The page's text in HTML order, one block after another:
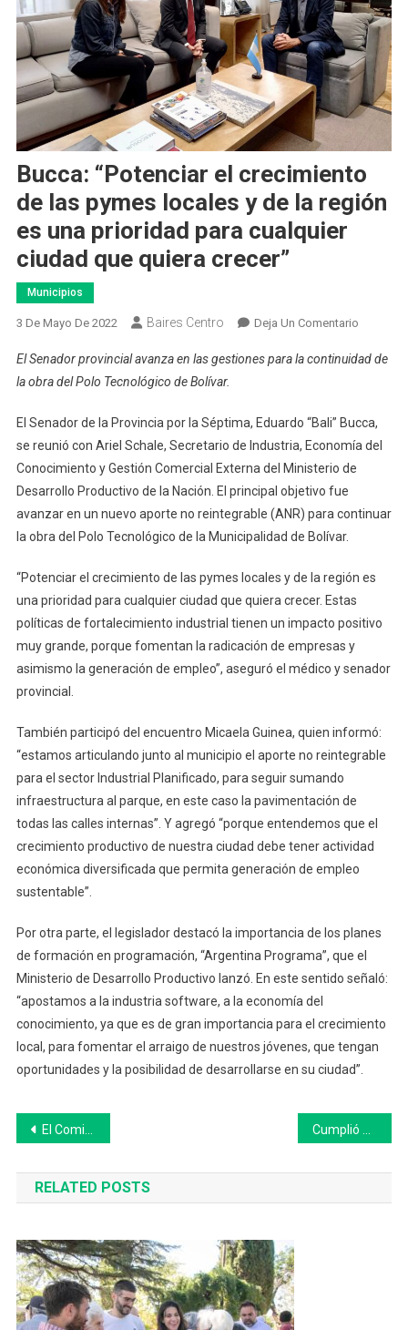
Bucca: “Potenciar el crecimiento
de las pymes locales y de la región
es una prioridad para cualquier
ciudad que quiera crecer”
Municipios
3 De Mayo De 2022 Baires Centro Deja Un ComentarioEn
De
Las
Y
Región
Una
Quiera
Crecer”
El Senador provincial avanza en las gestiones para la continuidad de
la obra del Polo Tecnológico de Bolívar.
El Senador de la Provincia por la Séptima, Eduardo “Bali” Bucca,
se reunió con Ariel Schale, Secretario de Industria, Economía del
Conocimiento y Gestión Comercial Externa del Ministerio de
Desarrollo Productivo de la Nación. El principal objetivo fue
avanzar en un nuevo aporte no reintegrable (ANR) para continuar
la obra del Polo Tecnológico de la Municipalidad de Bolívar.
“Potenciar el crecimiento de las pymes locales y de la región es
una prioridad para cualquier ciudad que quiera crecer. Estas
políticas de fortalecimiento industrial tienen un impacto positivo
muy grande, porque fomentan la radicación de empresas y
asimismo la generación de empleo”, aseguró el médico y senador
provincial.
También participó del encuentro Micaela Guinea, quien informó:
“estamos articulando junto al municipio el aporte no reintegrable
para el sector Industrial Planificado, para seguir sumando
infraestructura al parque, en este caso la pavimentación de
todas las calles internas”. Y agregó “porque entendemos que el
crecimiento productivo de nuestra ciudad debe tener actividad
económica diversificada que permita generación de empleo
sustentable”.
Por otra parte, el legislador destacó la importancia de los planes
de formación en programación, “Argentina Programa”, que el
Ministerio de Desarrollo Productivo lanzó. En este sentido señaló:
“apostamos a la industria software, a la economía del
conocimiento, ya que es de gran importancia para el crecimiento
local, para fomentar el arraigo de nuestros jóvenes, que tengan
oportunidades y la posibilidad de desarrollarse en su ciudad”.
Navegación
de
entradas
El Comisario Daniel Buzzada sobre los robos de motos en la Región: “Tenemos individualizadas a algunas personas de las cuales hay sospechas”
RELATED POSTS